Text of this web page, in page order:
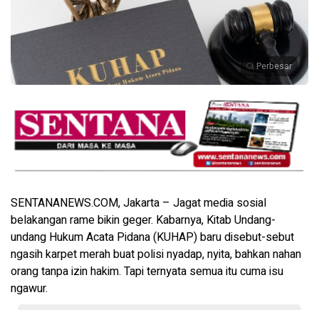
Perbesar
SENTANANEWS.COM, Jakarta – Jagat media sosial
belakangan rame bikin geger. Kabarnya, Kitab Undang-
undang Hukum Acata Pidana (KUHAP) baru disebut-sebut
ngasih karpet merah buat polisi nyadap, nyita, bahkan nahan
orang tanpa izin hakim. Tapi ternyata semua itu cuma isu
ngawur.